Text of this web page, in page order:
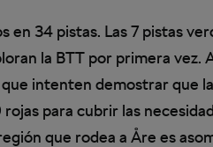
en 34 pistas. Las 7 pistas
la BTT por primera vez.
intenten demostrar que
para cubrir las
que rodea a Åre es